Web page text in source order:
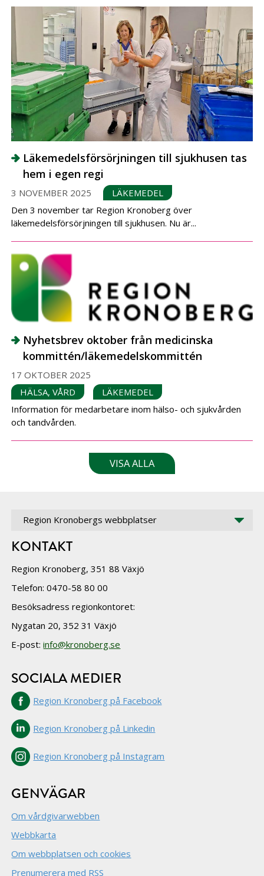
Läkemedelsförsörjningen till sjukhusen tas
hem i egen regi
3 NOVEMBER 2025
LÄKEMEDEL
Den 3 november tar Region Kronoberg över
läkemedelsförsörjningen till sjukhusen. Nu är...
Nyhetsbrev oktober från medicinska
kommittén/läkemedelskommittén
17 OKTOBER 2025
HÄLSA, VÅRD
LÄKEMEDEL
Information för medarbetare inom hälso- och sjukvården
och tandvården.
VISA ALLA
Region Kronobergs webbplatser
KONTAKT
Region Kronoberg, 351 88 Växjö
Telefon: 0470-58 80 00
Besöksadress regionkontoret:
Nygatan 20, 352 31 Växjö
E-post:info@kronoberg.se
SOCIALA MEDIER
Region Kronoberg på Facebook
Region Kronoberg på Linkedin
Region Kronoberg på Instagram
GENVÄGAR
Om vårdgivarwebben
Webbkarta
Om webbplatsen och cookies
Prenumerera med RSS